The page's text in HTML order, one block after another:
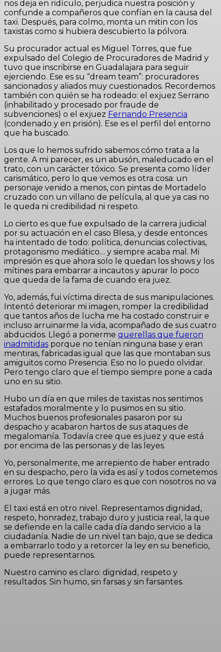
nos deja en ridículo, perjudica nuestra posición y
confunde a compañeros que confían en la causa del
taxi. Después, para colmo, monta un mitin con los
taxistas como si hubiera descubierto la pólvora.
Su procurador actual es Miguel Torres, que fue
expulsado del Colegio de Procuradores de Madrid y
tuvo que inscribirse en Guadalajara para seguir
ejerciendo. Ese es su “dream team”: procuradores
sancionados y aliados muy cuestionados. Recordemos
también con quién se ha rodeado: el exjuez Serrano
(inhabilitado y procesado por fraude de
subvenciones) o el exjuez Fernando Presencia
(condenado y en prisión). Ese es el perfil del entorno
que ha buscado.
Los que lo hemos sufrido sabemos cómo trata a la
gente. A mi parecer, es un abusón, maleducado en el
trato, con un carácter tóxico. Se presenta como líder
carismático, pero lo que vemos es otra cosa: un
personaje venido a menos, con pintas de Mortadelo
cruzado con un villano de película, al que ya casi no
le queda ni credibilidad ni respeto.
Lo cierto es que fue expulsado de la carrera judicial
por su actuación en el caso Blesa, y desde entonces
ha intentado de todo: política, denuncias colectivas,
protagonismo mediático… y siempre acaba mal. Mi
impresión es que ahora solo le quedan los shows y los
mítines para embarrar a incautos y apurar lo poco
que queda de la fama de cuando era juez.
Yo, además, fui víctima directa de sus manipulaciones.
Intentó deteriorar mi imagen, romper la credibilidad
que tantos años de lucha me ha costado construir e
incluso arruinarme la vida, acompañado de sus cuatro
abducidos. Llegó a ponerme querellas que fueron
inadmitidas porque no tenían ninguna base y eran
mentiras, fabricadas igual que las que montaban sus
amiguitos como Presencia. Eso no lo puedo olvidar.
Pero tengo claro que el tiempo siempre pone a cada
uno en su sitio.
Hubo un día en que miles de taxistas nos sentimos
estafados moralmente y lo pusimos en su sitio.
Muchos buenos profesionales pasaron por su
despacho y acabaron hartos de sus ataques de
megalomanía. Todavía cree que es juez y que está
por encima de las personas y de las leyes.
Yo, personalmente, me arrepiento de haber entrado
en su despacho, pero la vida es así y todos cometemos
errores. Lo que tengo claro es que con nosotros no va
a jugar más.
El taxi está en otro nivel. Representamos dignidad,
respeto, honradez, trabajo duro y justicia real, la que
se defiende en la calle cada día dando servicio a la
ciudadanía. Nadie de un nivel tan bajo, que se dedica
a embarrarlo todo y a retorcer la ley en su beneficio,
puede representarnos.
Nuestro camino es claro: dignidad, respeto y
resultados. Sin humo, sin farsas y sin farsantes.